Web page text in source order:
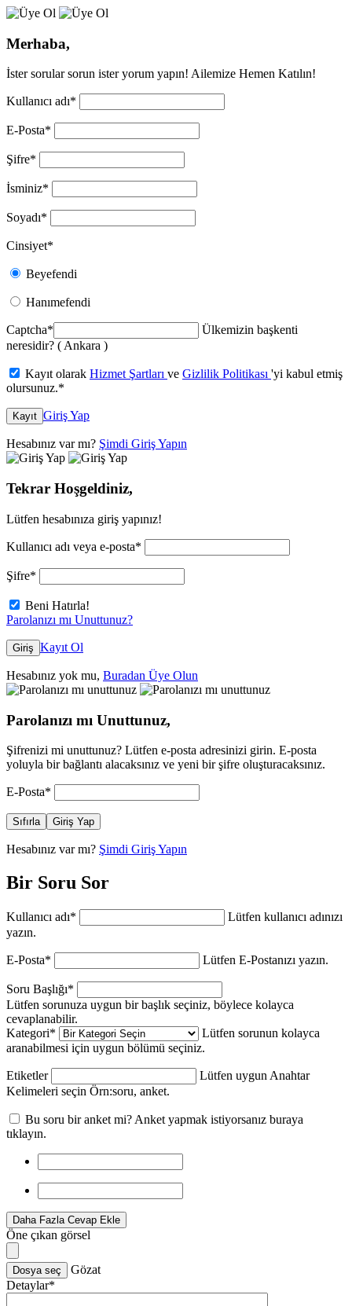
Merhaba,
İster sorular sorun ister yorum yapın! Ailemize Hemen Katılın!
Kullanıcı adı*
E-Posta*
Şifre*
İsminiz*
Soyadı*
Cinsiyet*
Beyefendi
Hanımefendi
Captcha*
Ülkemizin başkenti
neresidir? ( Ankara )
Kayıt olarak Hizmet Şartları ve Gizlilik Politikası 'yi kabul etmiş
olursunuz.*
Kayıt Giriş Yap
Hesabınız var mı? Şimdi Giriş Yapın
Tekrar Hoşgeldiniz,
Lütfen hesabınıza giriş yapınız!
Kullanıcı adı veya e-posta*
Şifre*
Beni Hatırla!
Parolanızı mı Unuttunuz?
Giriş Kayıt Ol
Hesabınız yok mu, Buradan Üye Olun
Parolanızı mı Unuttunuz,
Şifrenizi mi unuttunuz? Lütfen e-posta adresinizi girin. E-posta
yoluyla bir bağlantı alacaksınız ve yeni bir şifre oluşturacaksınız.
E-Posta*
Sıfırla Giriş Yap
Hesabınız var mı? Şimdi Giriş Yapın
Bir Soru Sor
Kullanıcı adı*
Lütfen kullanıcı adınızı
yazın.
E-Posta* Lütfen E-Postanızı yazın.
Soru Başlığı*
Lütfen sorunuza uygun bir başlık seçiniz, böylece kolayca
cevaplanabilir.
Kategori*
Lütfen sorunun kolayca
aranabilmesi için uygun bölümü seçiniz.
Etiketler
Lütfen uygun Anahtar
Kelimeleri seçin Örn:soru, anket.
Bu soru bir anket mi? Anket yapmak istiyorsanız buraya
tıklayın.
Daha Fazla Cevap Ekle
Öne çıkan görsel
Dosya seç
Gözat
Detaylar*